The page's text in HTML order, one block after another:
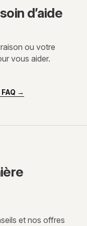
d’aide
ou votre
vous aider.
→
et nos offres